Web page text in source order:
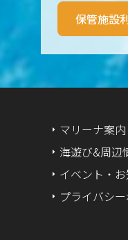
2024年6月
2024年5月
2024年4月
2024年2月
保管施設
マリーナ案内
海遊び&周辺
イベント・
プライバシ